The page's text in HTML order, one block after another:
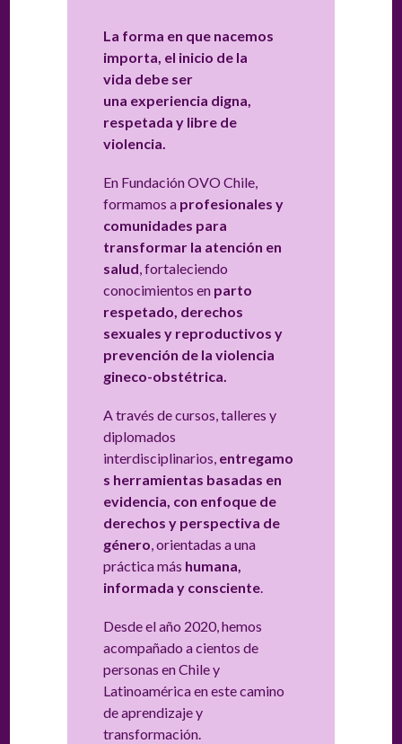
La forma en que nacemos
importa, el inicio de la
vida debe ser
una experiencia digna,
respetada y libre de
violencia.
En Fundación OVO Chile,
formamos a profesionales y
comunidades para
transformar la atención en
salud, fortaleciendo
conocimientos en parto
respetado, derechos
sexuales y reproductivos y
prevención de la violencia
gineco-obstétrica.
A través de cursos, talleres y
diplomados
interdisciplinarios, entregamo
s herramientas basadas en
evidencia, con enfoque de
derechos y perspectiva de
género, orientadas a una
práctica más humana,
informada y consciente.
Desde el año 2020, hemos
acompañado a cientos de
personas en Chile y
Latinoamérica en este camino
de aprendizaje y
transformación.